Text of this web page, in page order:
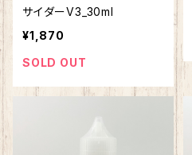
サイダーV3_30ml
¥1,870
SOLD OUT